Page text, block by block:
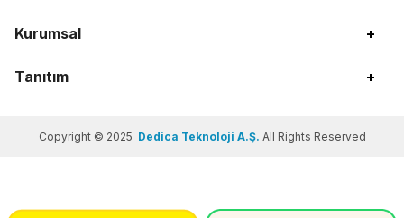
Kurumsal +
Tanıtım +
Copyright © 2025 Dedica Teknoloji A.Ş. All Rights Reserved